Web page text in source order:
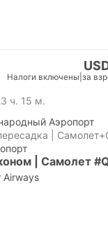
Налоги включены за
ч. 15 м.
Аэропорт
|
| Самолет
Airways